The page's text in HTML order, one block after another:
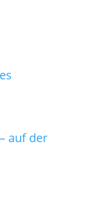
auf der